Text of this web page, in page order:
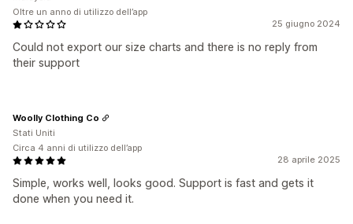
25 giugno 2024
Could not export our size charts and there is no reply from
their support
Oltre un anno di utilizzo dell’app
28 aprile 2025
Simple, works well, looks good. Support is fast and gets it
done when you need it.
Woolly Clothing Co
Stati Uniti
Circa 4 anni di utilizzo dell’app